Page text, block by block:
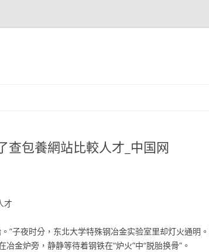
查包養網站比較人才_中国网
才
”子夜时分，东北大学特殊钢冶金实验室里却灯火通明
金炉旁，静静等待着钢铁在“炉火”中“脱胎换骨”。